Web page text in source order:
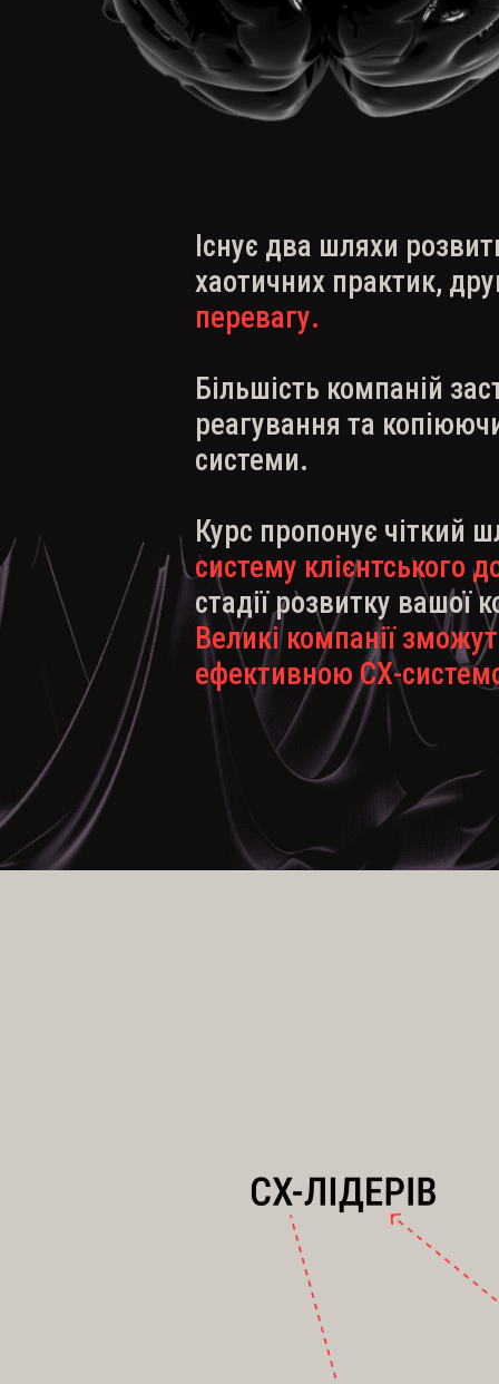
Існує два шляхи
хаотичних практик,
перевагу.
Більшість компаній
реагування та
системи.
Курс пропонує чіткий
систему клієнтського
стадії розвитку вашої
Великі компанії
ефективною СХ-